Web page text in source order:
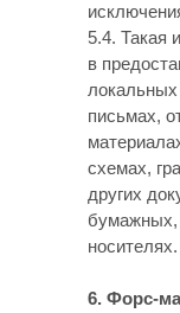
5.4. Такая
в
локальных
письмах,
схемах,
других
бумажных,
носителях.
6. Форс-